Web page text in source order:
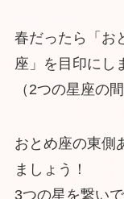
春だったら「お
座」を目印にし
（2つの星座の
おとめ座の東側
ましょう！
3つの星を繋い